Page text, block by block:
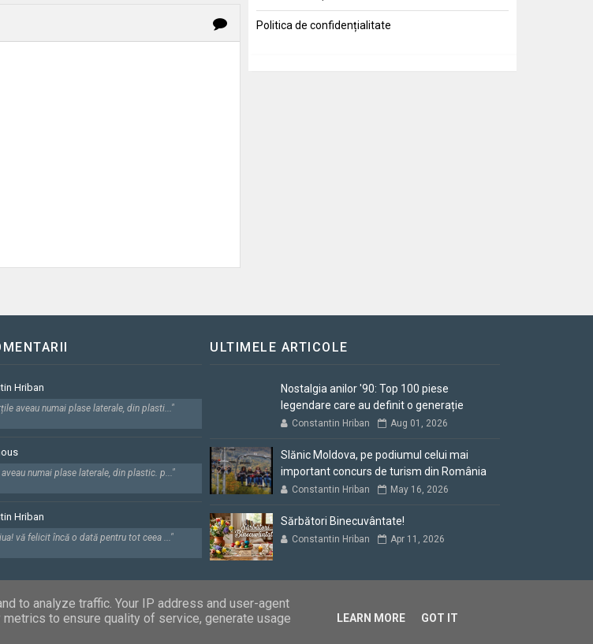
Politica de confidențialitate
Hriban
aveau numai plase laterale, din plasti..."
numai plase laterale, din plastic. p..."
Hriban
vă felicit încă o dată pentru tot ceea ..."
ULTIMELE ARTICOLE
Nostalgia anilor '90: Top 100 piese
legendare care au definit o generație
Constantin Hriban Aug 01, 2026
Slănic Moldova, pe podiumul celui mai
important concurs de turism din România
Constantin Hriban May 16, 2026
Sărbători Binecuvântate!
Constantin Hriban Apr 11, 2026
to analyze traffic. Your IP address and user-agent
to ensure quality of service, generate usage
LEARN MORE GOT IT